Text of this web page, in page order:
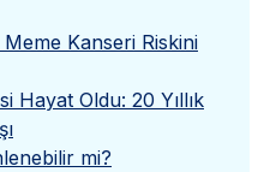
Kanseri Riskini
Hayat Oldu: 20 Yıllık
mi?